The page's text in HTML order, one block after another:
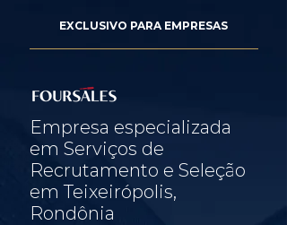
EXCLUSIVO PARA EMPRESAS
Empresa especializada
em Serviços de
Recrutamento e Seleção
em Teixeirópolis,
Rondônia